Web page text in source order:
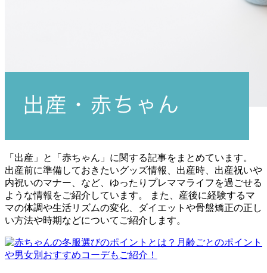
「出産」と「赤ちゃん」に関する記事をまとめています。
出産前に準備しておきたいグッズ情報、出産時、出産祝いや
内祝いのマナー、など、ゆったりプレママライフを過ごせる
ような情報をご紹介しています。 また、産後に経験するマ
マの体調や生活リズムの変化、ダイエットや骨盤矯正の正し
い方法や時期などについてご紹介します。